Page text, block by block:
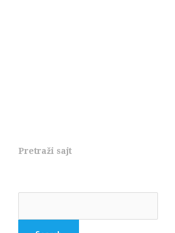
Pretraži sajt